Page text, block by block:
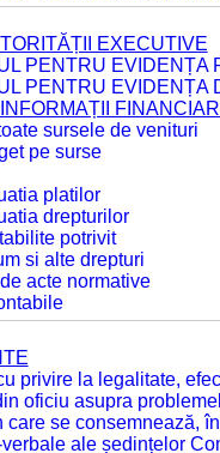
EXECUTIVE
PENTRU EVIDENȚA
PENTRU EVIDENȚA
sursele de venituri
pe surse
platilor
drepturilor
potrivit
si alte drepturi
acte normative
privire la legalitate,
oficiu asupra
care se consemnează,
ale ședințelor